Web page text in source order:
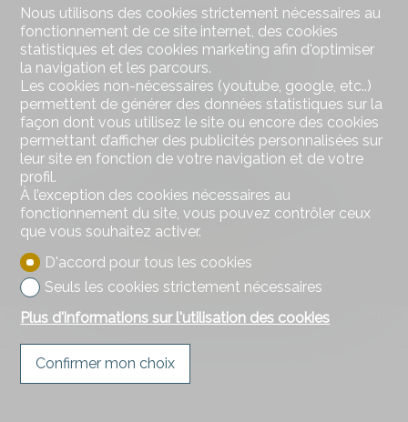
Contactez-nous
DSI Donzallaz Services Immobiliers Sàrl
Rue de l'Industrie 8
1630 Bulle
Tél.
026 919 17 17
info@d-si.ch
Ne laissez aucun bien vous échapper, inscrivez-vous
gratuitement.
S'abonner
Logiciel Immomig®2004-2026 par IMMOMIG SA | Tous droits réservés |
Nous utilisons des cookies strictement nécessaires au
fonctionnement de ce site internet, des cookies
statistiques et des cookies marketing afin d'optimiser
la navigation et les parcours.
Les cookies non-nécessaires (youtube, google, etc..)
permettent de générer des données statistiques sur la
façon dont vous utilisez le site ou encore des cookies
permettant d’afficher des publicités personnalisées sur
leur site en fonction de votre navigation et de votre
profil.
À l’exception des cookies nécessaires au
fonctionnement du site, vous pouvez contrôler ceux
que vous souhaitez activer.
D'accord pour tous les cookies
Seuls les cookies strictement nécessaires
Plus d'informations sur l'utilisation des cookies
Confirmer mon choix